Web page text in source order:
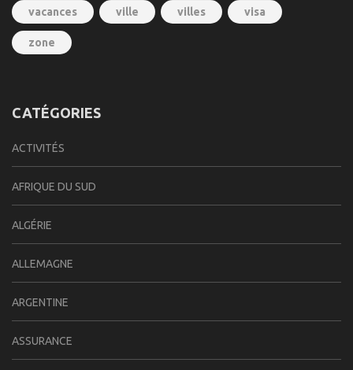
vacances ville villes visa
zone
CATÉGORIES
ACTIVITÉS
AFRIQUE DU SUD
ALGÉRIE
ALLEMAGNE
ARGENTINE
ASSURANCE